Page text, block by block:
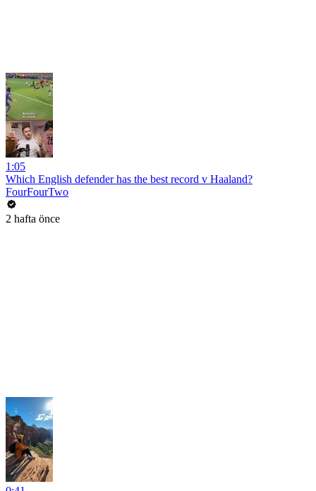
1:05
Which English defender has the best record v Haaland?
FourFourTwo
2 hafta önce